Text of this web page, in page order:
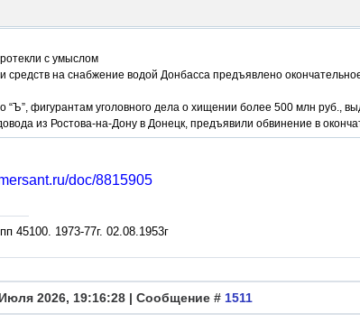
с умыслом
средств на снабжение водой Донбасса предъявлено
“Ъ”, фигурантам уголовного дела о хищении более 500 млн руб.,
из Ростова-на-Дону в Донецк, предъявили обвинение в
doc/8815905
45100. 1973-77г. 02.08.1953г
2026, 19:16:28 | Сообщение # 1511